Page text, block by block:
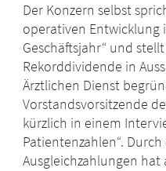
Der Konzern selbst
operativen Entwicklung
Geschäftsjahr“ und
Rekorddividende in
Ärztlichen Dienst
Vorstandsvorsitzende
kürzlich in einem
Patientenzahlen“.
Ausgleichzahlungen hat